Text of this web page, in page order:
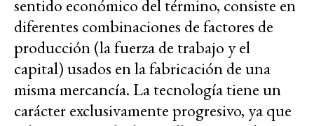
sentido económico del término, consiste en
diferentes combinaciones de factores de
producción (la fuerza de trabajo y el
capital) usados en la fabricación de una
misma mercancía. La tecnología tiene un
carácter exclusivamente progresivo, ya que